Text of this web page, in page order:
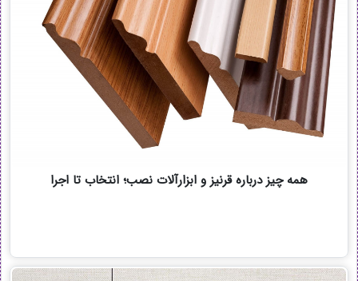
همه چیز درباره قرنیز و ابزارآلات نصب؛ انتخاب تا اجرا